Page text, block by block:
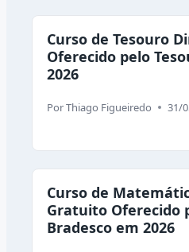
Curso de Tesouro
Oferecido pelo
2026
PorThiago Figueiredo 31/
Curso de
Gratuito Oferecido
Bradesco em 2026